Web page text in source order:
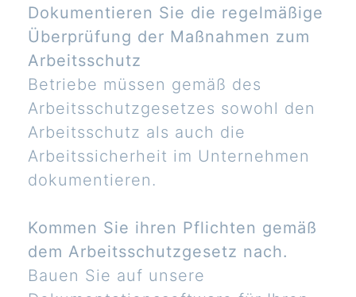
Dokumentieren Sie die regelmäßige
Überprüfung der Maßnahmen zum
Arbeitsschutz
Betriebe müssen gemäß des
Arbeitsschutzgesetzes sowohl den
Arbeitsschutz als auch die
Arbeitssicherheit im Unternehmen
dokumentieren.
Kommen Sie ihren Pflichten gemäß
dem Arbeitsschutzgesetz nach.
Bauen Sie auf unsere